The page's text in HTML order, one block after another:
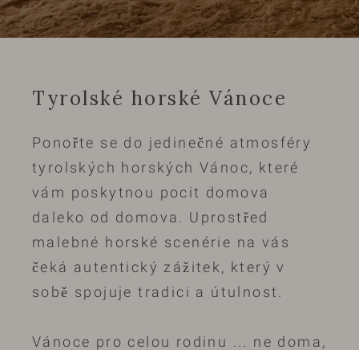
Tyrolské horské Vánoce
Ponořte se do jedinečné atmosféry
tyrolských horských Vánoc, které
vám poskytnou pocit domova
daleko od domova. Uprostřed
malebné horské scenérie na vás
čeká autentický zážitek, který v
sobě spojuje tradici a útulnost.
Vánoce pro celou rodinu ... ne doma,